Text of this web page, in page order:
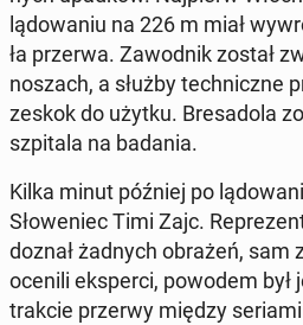
lą­do­wa­niu na 226 m miał
ła przerwa. Za­wod­nik został
noszach, a służby tech­nicz­ne
zeskok do użytku. Bre­sa­do­la
szpi­ta­la na badania.
Kilka minut później po
Sło­we­niec Timi Zajc.
doznał żadnych obrażeń, sam
ocenili eks­per­ci, powodem był
trakcie przerwy między